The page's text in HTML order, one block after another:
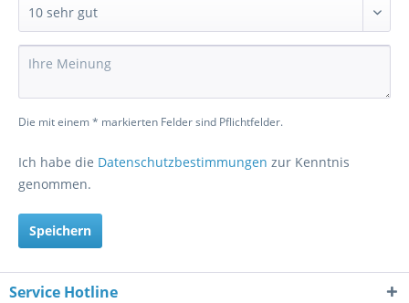
Die mit einem * markierten Felder sind Pflichtfelder.
Ich habe die Datenschutzbestimmungen zur Kenntnis
genommen.
Speichern
Service Hotline